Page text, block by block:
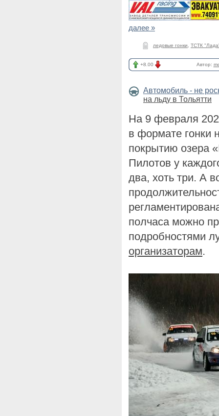
далее »
ледовые гонки ТСТК
+8.00 Автор:
Автомобиль - не
на льду в Тольятти
На 9 февраля
в формате гонки
покрытию озера
Пилотов у
два, хоть три. А
полчаса можно
подробностями
организаторам.